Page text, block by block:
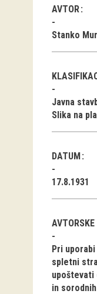
AVTOR
Stanko
Javna
Slika na
DATUM
17.8.1931
Pri
spletni
upoštevati
in